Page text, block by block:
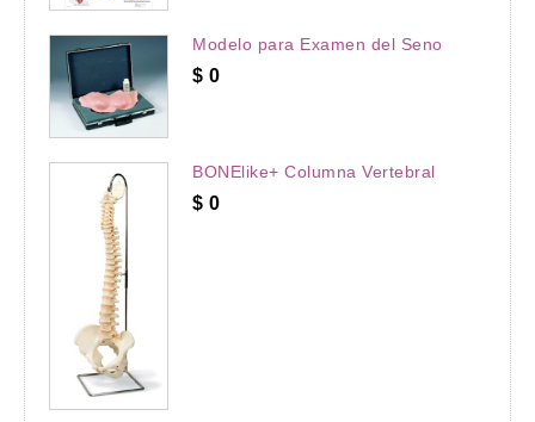
Modelo para Examen del Seno
$ 0
BONElike+ Columna Vertebral
$ 0